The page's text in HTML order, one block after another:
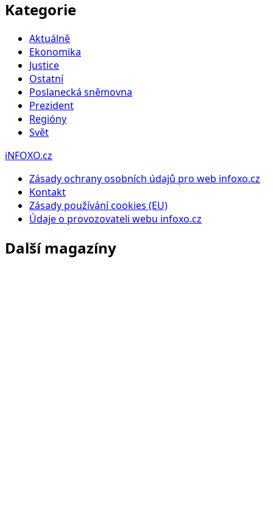
Kategorie
Aktuálně
Ekonomika
Justice
Ostatní
Poslanecká sněmovna
Prezident
Regióny
Svět
iNFOXO.cz
Zásady ochrany osobních údajů pro web infoxo.cz
Kontakt
Zásady používání cookies (EU)
Údaje o provozovateli webu infoxo.cz
Další magazíny